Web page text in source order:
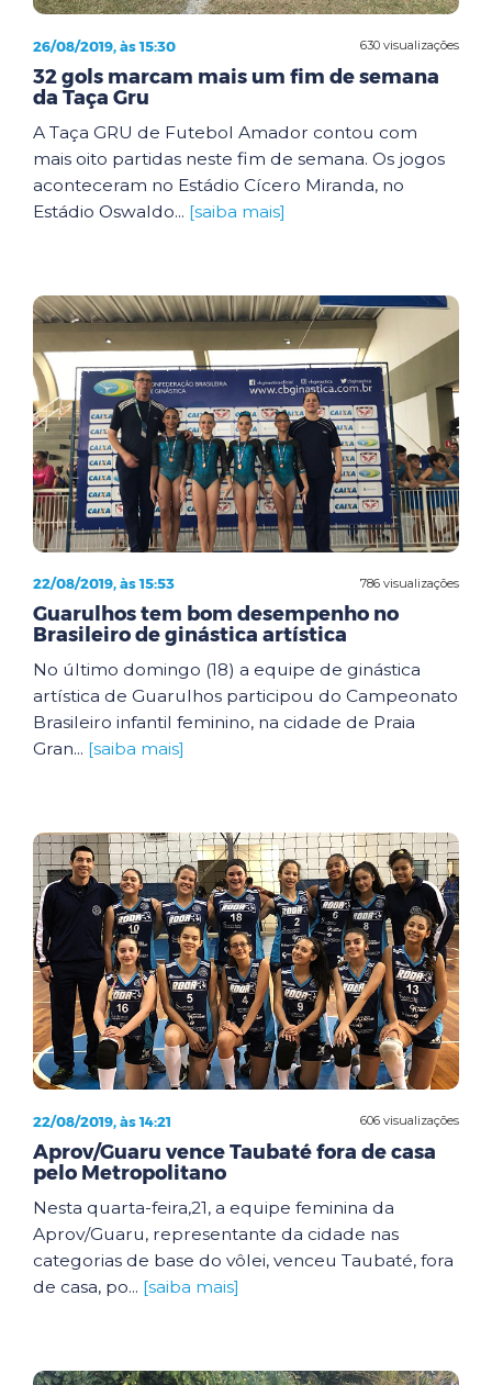
630 visualizações
26/08/2019, às 15:30
32 gols marcam mais um fim de semana
da Taça Gru
A Taça GRU de Futebol Amador contou com
mais oito partidas neste fim de semana. Os jogos
aconteceram no Estádio Cícero Miranda, no
Estádio Oswaldo... [saiba mais]
786 visualizações
22/08/2019, às 15:53
Guarulhos tem bom desempenho no
Brasileiro de ginástica artística
No último domingo (18) a equipe de ginástica
artística de Guarulhos participou do Campeonato
Brasileiro infantil feminino, na cidade de Praia
Gran... [saiba mais]
606 visualizações
22/08/2019, às 14:21
Aprov/Guaru vence Taubaté fora de casa
pelo Metropolitano
Nesta quarta-feira,21, a equipe feminina da
Aprov/Guaru, representante da cidade nas
categorias de base do vôlei, venceu Taubaté, fora
de casa, po... [saiba mais]